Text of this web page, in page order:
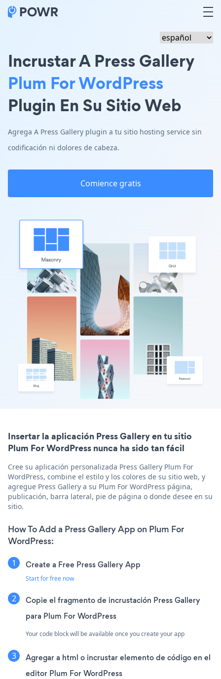
Incrustar A Press Gallery
Plum For WordPress
Plugin En Su Sitio Web
Agrega A Press Gallery plugin a tu sitio hosting service sin
codificación ni dolores de cabeza.
Comience gratis
Insertar la aplicación Press Gallery en tu sitio
Plum For WordPress nunca ha sido tan fácil
Cree su aplicación personalizada Press Gallery Plum For
WordPress, combine el estilo y los colores de su sitio web, y
agregue Press Gallery a su Plum For WordPress página,
publicación, barra lateral, pie de página o donde desee en su
sitio.
How To Add a Press Gallery App on Plum For
WordPress:
Create a Free Press Gallery App
Start for free now
Copie el fragmento de incrustación Press Gallery
para Plum For WordPress
Your code block will be available once you create your app
Agregar a html o incrustar elemento de código en el
editor Plum For WordPress